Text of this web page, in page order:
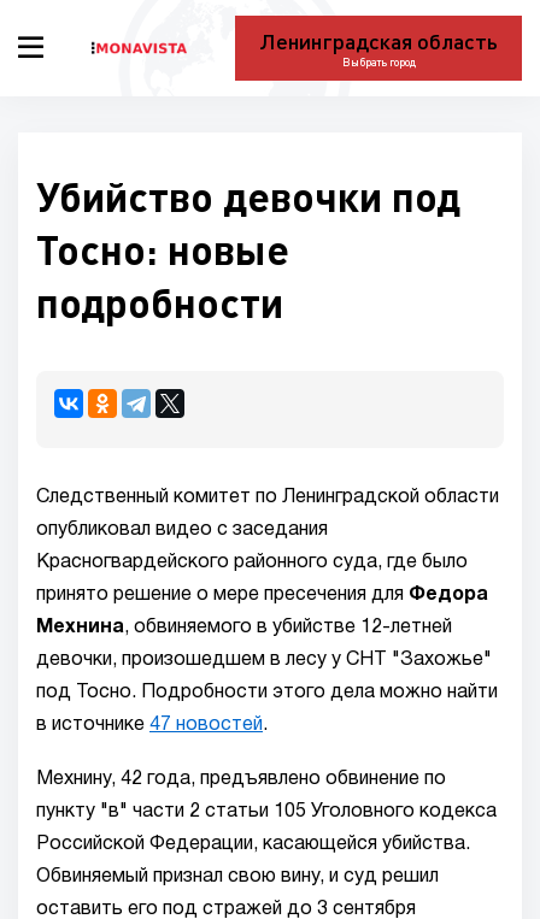
Ленинградская область
Выбрать город
Убийство девочки под
Тосно: новые
подробности
Следственный комитет по Ленинградской области
опубликовал видео с заседания
Красногвардейского районного суда, где было
принято решение о мере пресечения для Федора
Мехнина, обвиняемого в убийстве 12-летней
девочки, произошедшем в лесу у СНТ "Захожье"
под Тосно. Подробности этого дела можно найти
в источнике 47 новостей .
Мехнину, 42 года, предъявлено обвинение по
пункту "в" части 2 статьи 105 Уголовного кодекса
Российской Федерации, касающейся убийства.
Обвиняемый признал свою вину, и суд решил
оставить его под стражей до 3 сентября